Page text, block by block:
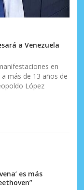
a Venezuela
en
más de 13 años de
López
es más